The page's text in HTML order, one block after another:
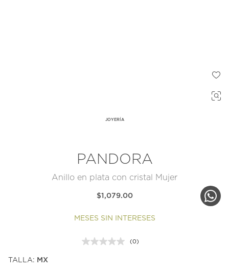
JOYERÍA
PANDORA
Anillo en plata con cristal Mujer
$1,079.00
MESES SIN INTERESES
Sin
(0)
TALLA: MX